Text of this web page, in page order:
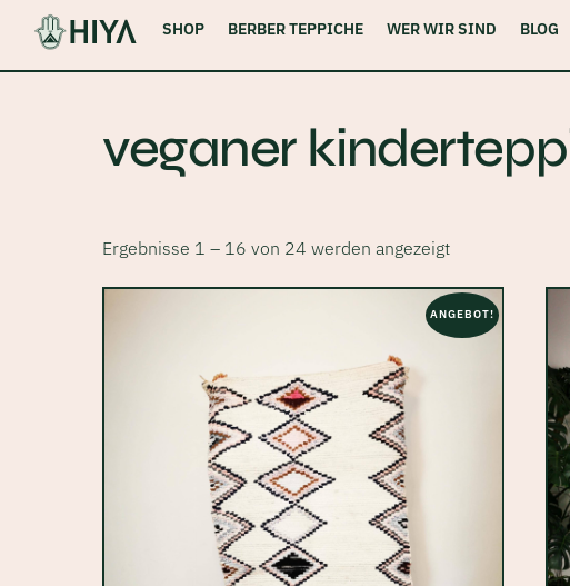
content
SHOP BERBER TEPPICHE WER WIR SIND BLOG
veganer
Ergebnisse 1 – 16 von 24 werden angezeigt
ANGEBOT!